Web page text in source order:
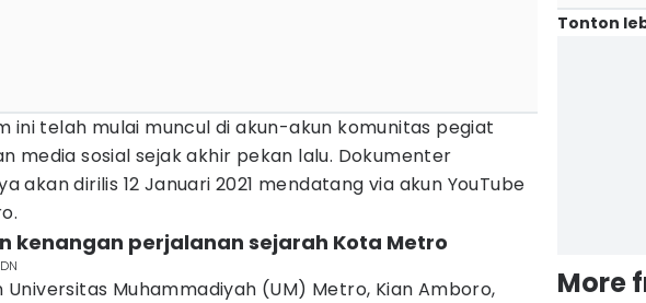
ini telah mulai muncul di akun-akun komunitas pegiat
media sosial sejak akhir pekan lalu. Dokumenter
akan dirilis 12 Januari 2021 mendatang via akun YouTube
kenangan perjalanan sejarah Kota Metro
Universitas Muhammadiyah (UM) Metro, Kian Amboro,
Tonton
More